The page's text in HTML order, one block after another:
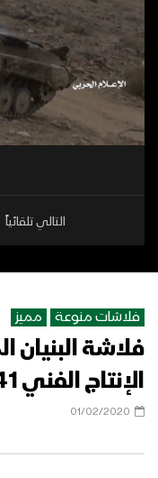
التالي تلقائياً
فلاشات منوعة مميز
الإنتاج الفني 1441هــ
01/02/2020